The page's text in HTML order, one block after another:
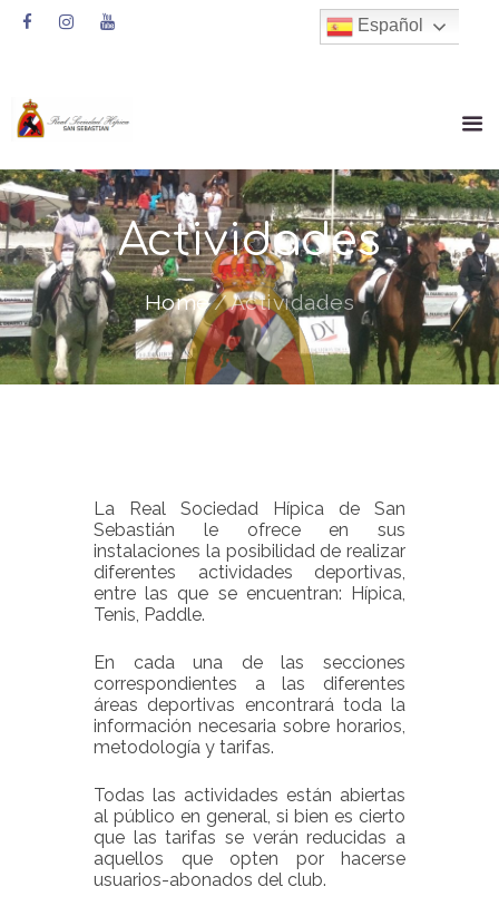
Actividades
Home Actividades
La Real Sociedad Hípica de San
Sebastián le ofrece en sus
instalaciones la posibilidad de realizar
diferentes actividades deportivas,
entre las que se encuentran: Hípica,
Tenis, Paddle.
En cada una de las secciones
correspondientes a las diferentes
áreas deportivas encontrará toda la
información necesaria sobre horarios,
metodología y tarifas.
Todas las actividades están abiertas
al público en general, si bien es cierto
que las tarifas se verán reducidas a
aquellos que opten por hacerse
usuarios-abonados del club.
Español